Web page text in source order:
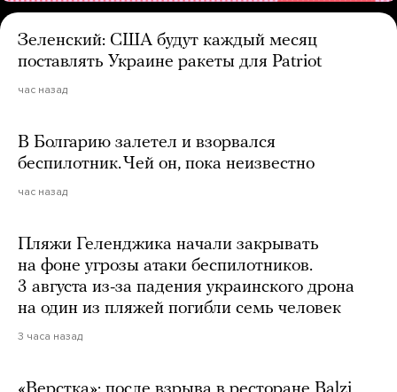
Зеленский: США будут каждый месяц
поставлять Украине ракеты для Patriot
час назад
В Болгарию залетел и взорвался
беспилотник. Чей он, пока неизвестно
час назад
Пляжи Геленджика начали закрывать
на фоне угрозы атаки беспилотников.
3 августа из-за падения украинского дрона
на один из пляжей погибли семь человек
3 часа назад